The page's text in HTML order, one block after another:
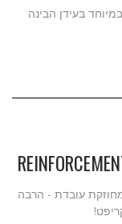
בעידן הבינה
עובדת - הרבה